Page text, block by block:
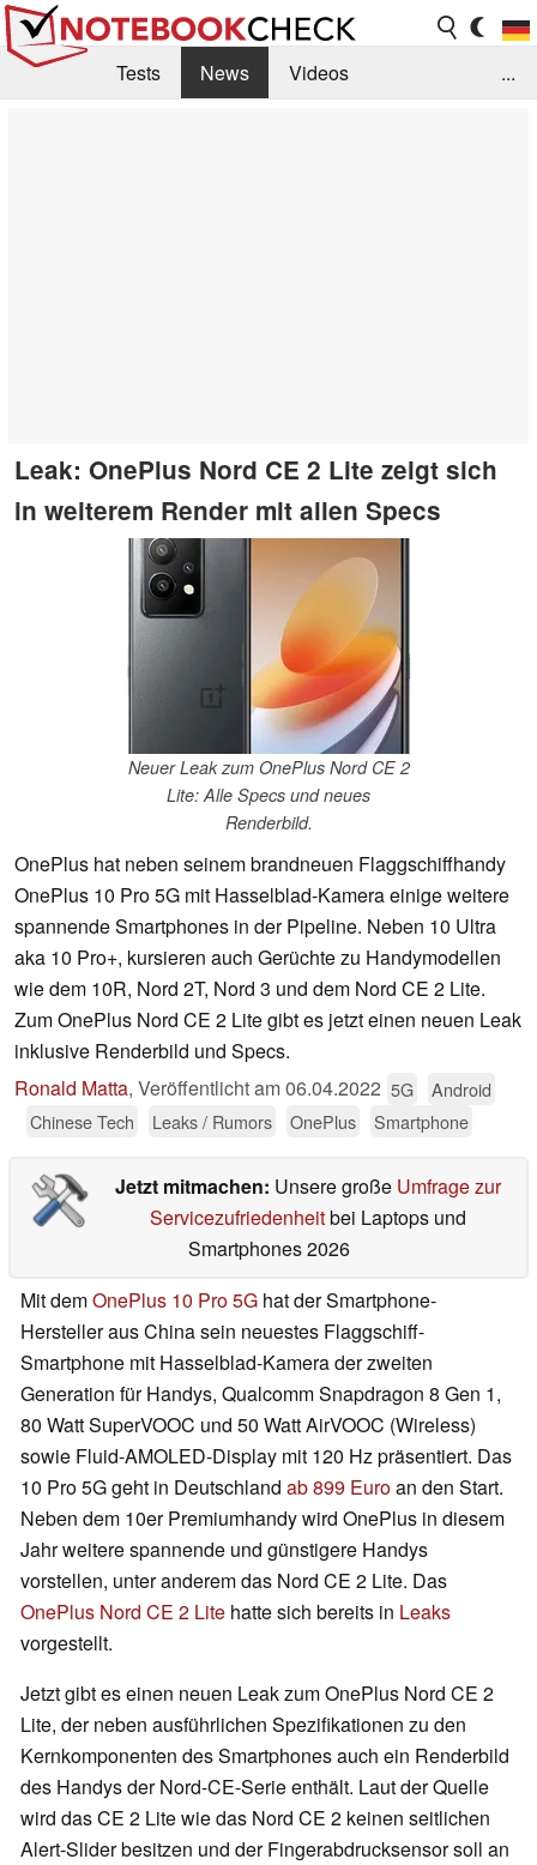
Tests News
Videos
...
Leak: OnePlus Nord CE 2 Lite zeigt sich
in weiterem Render mit allen Specs
Neuer Leak zum OnePlus Nord CE 2
Lite: Alle Specs und neues
Renderbild.
OnePlus hat neben seinem brandneuen Flaggschiffhandy
OnePlus 10 Pro 5G mit Hasselblad-Kamera einige weitere
spannende Smartphones in der Pipeline. Neben 10 Ultra
aka 10 Pro+, kursieren auch Gerüchte zu Handymodellen
wie dem 10R, Nord 2T, Nord 3 und dem Nord CE 2 Lite.
Zum OnePlus Nord CE 2 Lite gibt es jetzt einen neuen Leak
inklusive Renderbild und Specs.
Ronald Matta, Veröffentlicht am06.04.2022 5G
Android
Chinese Tech
Leaks / Rumors OnePlus Smartphone
Jetzt mitmachen: Unsere große Umfrage zur
Servicezufriedenheitbei Laptops und
Smartphones 2026
Mit demOnePlus 10 Pro 5G hat der Smartphone-
Hersteller aus China sein neuestes Flaggschiff-
Smartphone mit Hasselblad-Kamera der zweiten
Generation für Handys, Qualcomm Snapdragon 8 Gen 1,
80 Watt SuperVOOC und 50 Watt AirVOOC (Wireless)
sowie Fluid-AMOLED-Display mit 120 Hz präsentiert. Das
10 Pro 5G geht in Deutschland ab 899 Euroan den Start.
Neben dem 10er Premiumhandy wird OnePlus in diesem
Jahr weitere spannende und günstigere Handys
vorstellen, unter anderem das Nord CE 2 Lite. Das
OnePlus Nord CE 2 Lite hatte sich bereits in Leaks
vorgestellt.
Jetzt gibt es einen neuen Leak zum OnePlus Nord CE 2
Lite, der neben ausführlichen Spezifikationen zu den
Kernkomponenten des Smartphones auch ein Renderbild
des Handys der Nord-CE-Serie enthält. Laut der Quelle
wird das CE 2 Lite wie das Nord CE 2 keinen seitlichen
Alert-Slider besitzen und der Fingerabdrucksensor soll an